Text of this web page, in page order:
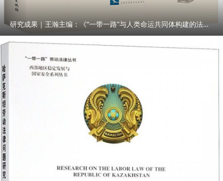
研究成果｜王瀚主编：《“一带一路”与人类命运共同体构建的法律与实践》